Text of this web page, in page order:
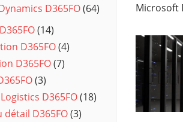
Microsoft
D365FO(64)
(14)
D365FO(4)
D365FO(7)
(3)
D365FO(18)
détail D365FO(3)